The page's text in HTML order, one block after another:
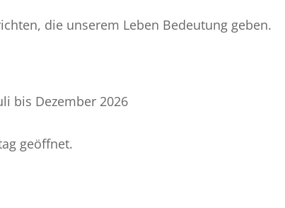
die unserem Leben Bedeutung geben.
bis Dezember 2026
geöffnet.